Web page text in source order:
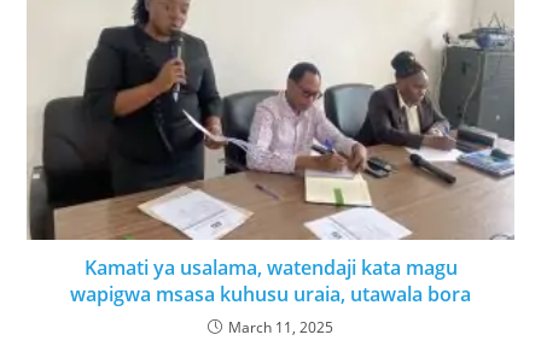
Kamati ya usalama, watendaji kata magu
wapigwa msasa kuhusu uraia, utawala bora
March 11, 2025